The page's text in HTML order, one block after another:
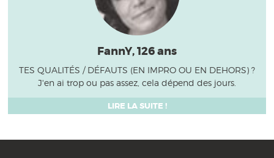
FannY, 126 ans
TES QUALITÉS / DÉFAUTS (EN IMPRO OU EN DEHORS) ?
J'en ai trop ou pas assez, cela dépend des jours.
LIRE LA SUITE !